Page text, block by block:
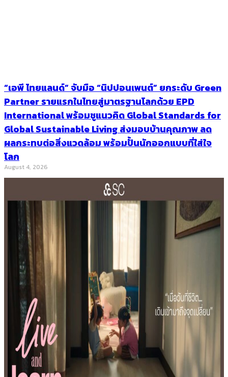
“เอพี ไทยแลนด์” จับมือ “นิปปอนเพนต์” ยกระดับ Green
Partner รายแรกในไทยสู่มาตรฐานโลกด้วย EPD
International พร้อมชูแนวคิด Global Standards for
Global Sustainable Living ส่งมอบบ้านคุณภาพ ลด
ผลกระทบต่อสิ่งแวดล้อม พร้อมปั้นนักออกแบบที่ใส่ใจ
โลก
August 4, 2026